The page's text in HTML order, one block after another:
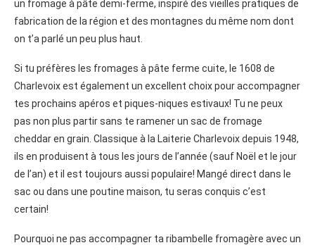
un fromage à pâte demi-ferme, inspiré des vieilles pratiques de
fabrication de la région et des montagnes du même nom dont
on t’a parlé un peu plus haut.
Si tu préfères les fromages à pâte ferme cuite, le 1608 de
Charlevoix est également un excellent choix pour accompagner
tes prochains apéros et piques-niques estivaux! Tu ne peux
pas non plus partir sans te ramener un sac de fromage
cheddar en grain. Classique à la Laiterie Charlevoix depuis 1948,
ils en produisent à tous les jours de l’année (sauf Noël et le jour
de l’an) et il est toujours aussi populaire! Mangé direct dans le
sac ou dans une poutine maison, tu seras conquis c’est
certain!
Pourquoi ne pas accompagner ta ribambelle fromagère avec un